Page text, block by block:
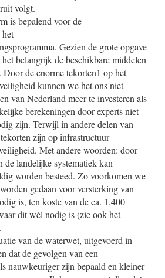
volgt.
is bepalend voor de
Gezien de grote opgave
belangrijk de beschikbare middelen
de enorme tekorten1 op het
kunnen we het ons niet
van Nederland meer te investeren als
berekeningen door experts niet
zijn. Terwijl in andere delen van
zijn op infrastructuur
Met andere woorden: door
de landelijke systematiek kan
worden besteed. Zo voorkomen we
gedaan voor versterking van
is, ten koste van de ca. 1.400
dit wél nodig is (zie ook het
van de waterwet, uitgevoerd in
dat de gevolgen van een
nauwkeuriger zijn bepaald en kleiner